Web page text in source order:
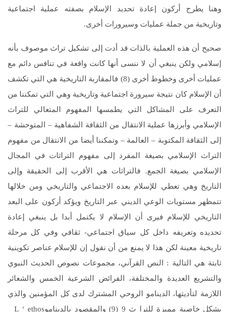
وهنا يطرح أركون إعادة تحديد الإسلام بصفته عملية اجتماعية
وتاريخية من جملة عمليات وسيرورات أخرى.
صحيح أن هذه العملية بالذات قد أدت إلى تشكيل تراث موصوف بأنه
إسلامي ولكن ينبغي أن لا ننسى أنها كانت واقعة في تنافس دائم مع
عمليات أخرى وخطوط أخرى (8) فالمقاربة التاريخية هي التي تكشف
أن الإسلام كان نتيجة سيرورة اجتماعية وتاريخية وهي التي تمكننا من
التعرف على المشاكل التي يطمسها المفهوم المتعالي للتراث
الإسلامي وأبرزها عملية الانتقال من الثقافة الشفاهية – المتوحشة –
إلى الثقافة المكتوبة – العالمة – وتمكننا أيضا من الانتقال من مفهوم
التراث الإسلامي بصيغة المفرد إلى مفهوم التراثات في المجال
الإسلامي بصيغة الجمع. فالتراثات هي الأقرب إلى الحقيقة وإلى
التاريخ وهي تعطي للإسلام بعده الاجتماعي والتاريخي ومن خلالها
تتمظهر مستويات الوعي الديني عبر التاريخ ويؤكد أركون على البعد
التاريخي للإسلام فيرى أن الإسلام لا يكتمل أبدا بل ينبغي إعادة
تحديده وتعريفه داخل كل سياق اجتماعي- ثقافي وفي كل مرحلة
تاريخية معينة لكن هذا لا يمنع من أن نقول إن للإسلام عناصر تكوينية
ثابتة هي التالية : النص القرآني، مجموعات نصوص الحديث النبوي
والتشريع العديدة والمختلفة، الفرائض الشرعية الخمس والشعائر
اللازمة لتأديتها، الدينامو الروحي المشترك لدى كل المؤمنين والذي